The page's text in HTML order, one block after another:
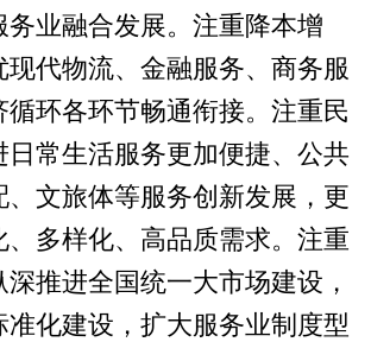
务业融合发展。注重降本增
现代物流、金融服务、商务服
循环各环节畅通衔接。注重民
日常生活服务更加便捷、公共
、文旅体等服务创新发展，更
、多样化、高品质需求。注重
推进全国统一大市场建设，
准化建设，扩大服务业制度型